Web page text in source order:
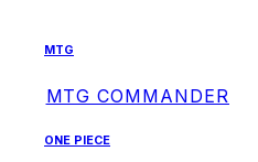
MTG
MTG COMMANDER
ONE PIECE